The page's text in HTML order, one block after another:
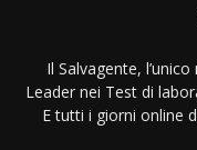
Il Salvagente,
Leader nei Test di
E tutti i giorni online